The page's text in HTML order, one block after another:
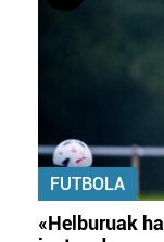
FUTBOLA
«Helburuak